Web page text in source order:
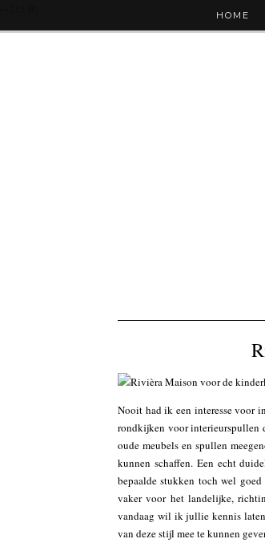
HOME
Nooit had ik een interesse voor
rondkijken voor interieurspullen
oude meubels en spullen
kunnen schaffen. Een echt
bepaalde stukken toch wel
vaker voor het landelijke,
vandaag wil ik jullie kennis
van deze stijl mee te kunnen